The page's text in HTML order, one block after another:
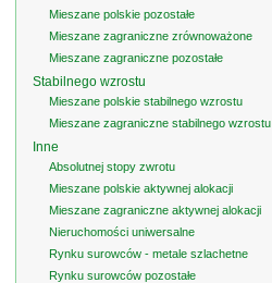
Mieszane polskie pozostałe
Mieszane zagraniczne zrównoważone
Mieszane zagraniczne pozostałe
Stabilnego wzrostu
Mieszane polskie stabilnego wzrostu
Mieszane zagraniczne stabilnego wzrostu
Inne
Absolutnej stopy zwrotu
Mieszane polskie aktywnej alokacji
Mieszane zagraniczne aktywnej alokacji
Nieruchomości uniwersalne
Rynku surowców - metale szlachetne
Rynku surowców pozostałe